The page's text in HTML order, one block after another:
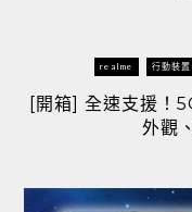
realme 行動裝
[開箱] 全速支援
外觀